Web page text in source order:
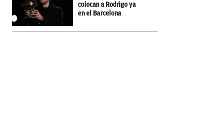
colocan a Rodrigo ya
en el Barcelona